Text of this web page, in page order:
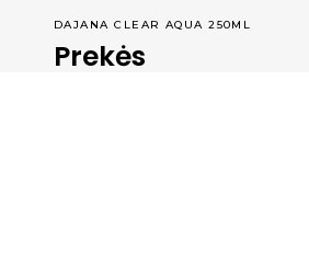
DAJANA CLEAR AQUA 250ML
Prekės